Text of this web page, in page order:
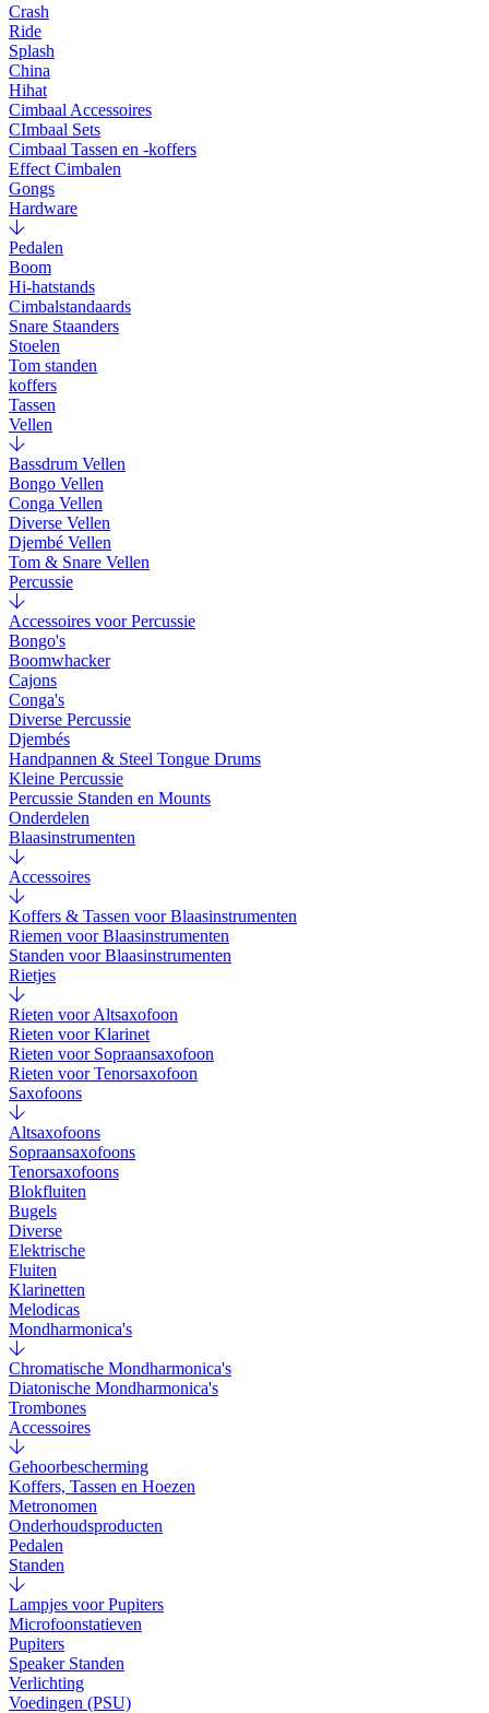
Crash
Ride
Splash
China
Hihat
Cimbaal Accessoires
CImbaal Sets
Cimbaal Tassen en -koffers
Effect Cimbalen
Gongs
Hardware
Pedalen
Boom
Hi-hatstands
Cimbalstandaards
Snare Staanders
Stoelen
Tom standen
koffers
Tassen
Vellen
Bassdrum Vellen
Bongo Vellen
Conga Vellen
Diverse Vellen
Djembé Vellen
Tom & Snare Vellen
Percussie
Accessoires voor Percussie
Bongo's
Boomwhacker
Cajons
Conga's
Diverse Percussie
Djembés
Handpannen & Steel Tongue Drums
Kleine Percussie
Percussie Standen en Mounts
Onderdelen
Blaasinstrumenten
Accessoires
Koffers & Tassen voor Blaasinstrumenten
Riemen voor Blaasinstrumenten
Standen voor Blaasinstrumenten
Rietjes
Rieten voor Altsaxofoon
Rieten voor Klarinet
Rieten voor Sopraansaxofoon
Rieten voor Tenorsaxofoon
Saxofoons
Altsaxofoons
Sopraansaxofoons
Tenorsaxofoons
Blokfluiten
Bugels
Diverse
Elektrische
Fluiten
Klarinetten
Melodicas
Mondharmonica's
Chromatische Mondharmonica's
Diatonische Mondharmonica's
Trombones
Accessoires
Gehoorbescherming
Koffers, Tassen en Hoezen
Metronomen
Onderhoudsproducten
Pedalen
Standen
Lampjes voor Pupiters
Microfoonstatieven
Pupiters
Speaker Standen
Verlichting
Voedingen (PSU)